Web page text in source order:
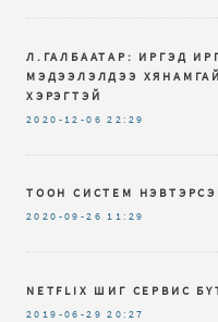
Л.ГАЛБААТАР: ИРГЭД
МЭДЭЭЛЭЛДЭЭ
ХЭРЭГТЭЙ
2020-12-06 22:29
ТООН СИСТЕМ
2020-09-26 11:29
NETFLIX ШИГ СЕРВИС
2019-06-29 20:27